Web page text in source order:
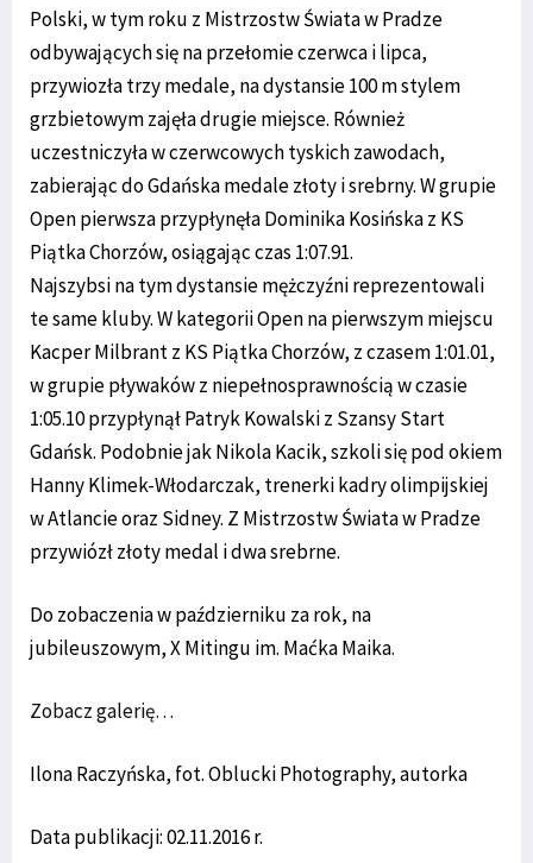
Polski, w tym roku z Mistrzostw Świata w Pradze
odbywających się na przełomie czerwca i lipca,
przywiozła trzy medale, na dystansie 100 m stylem
grzbietowym zajęła drugie miejsce. Również
uczestniczyła w czerwcowych tyskich zawodach,
zabierając do Gdańska medale złoty i srebrny. W grupie
Open pierwsza przypłynęła Dominika Kosińska z KS
Piątka Chorzów, osiągając czas 1:07.91.
Najszybsi na tym dystansie mężczyźni reprezentowali
te same kluby. W kategorii Open na pierwszym miejscu
Kacper Milbrant z KS Piątka Chorzów, z czasem 1:01.01,
w grupie pływaków z niepełnosprawnością w czasie
1:05.10 przypłynął Patryk Kowalski z Szansy Start
Gdańsk. Podobnie jak Nikola Kacik, szkoli się pod okiem
Hanny Klimek-Włodarczak, trenerki kadry olimpijskiej
w Atlancie oraz Sidney. Z Mistrzostw Świata w Pradze
przywiózł złoty medal i dwa srebrne.
Do zobaczenia w październiku za rok, na
jubileuszowym, X Mitingu im. Maćka Maika.
Zobacz galerię…
Ilona Raczyńska, fot. Oblucki Photography, autorka
Data publikacji: 02.11.2016 r.